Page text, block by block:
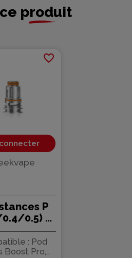
produit
favorite_border
P
0.5) -
(pack
de 5): Pod
Boost Pro,